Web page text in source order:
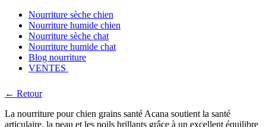
Nourriture sèche chien
Nourriture humide chien
Nourriture sèche chat
Nourriture humide chat
Blog nourriture
VENTES
← Retour
La nourriture pour chien grains santé Acana soutient la santé
articulaire, la peau et les poils brillants grâce à un excellent équilibre